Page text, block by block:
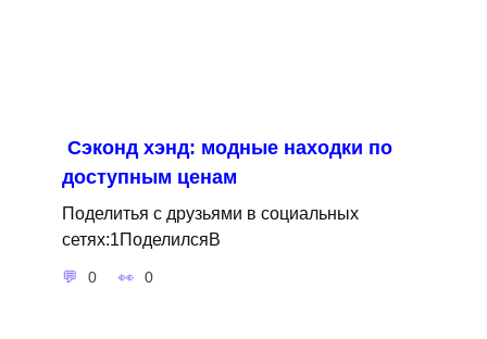
Сэконд хэнд: модные находки по
доступным ценам
Поделитья с друзьями в социальных
сетях:1ПоделилсяВ
0 0